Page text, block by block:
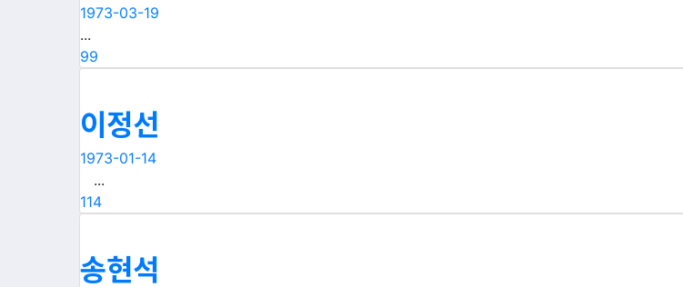
1973-03-19
...
99
이정선
1973-01-14
...
114
송현석